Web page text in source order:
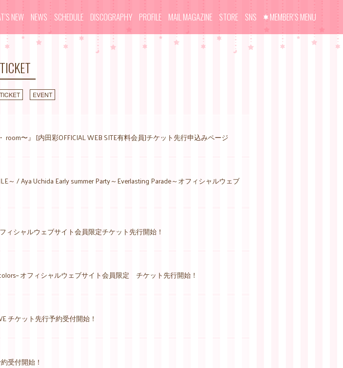
NEW NEWS SCHEDULE DISCOGRAPHY PROFILE MAIL MAGAZINE STORE SNS MEMBER’S MENU
TICKET
TICKET EVENT
room〜』 [内田彩OFFICIAL WEB SITE有料会員]チケット先行申込みページ
～ / Aya Uchida Early summer Party～Everlasting Parade～オフィシャルウェブ
フィシャルウェブサイト会員限定チケット先行開始！
colors~ オフィシャルウェブサイト会員限定 チケット先行開始！
チケット先行予約受付開始！
受付開始！